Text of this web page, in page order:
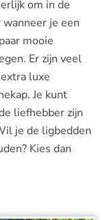
om in de
je een
mooie
Er zijn veel
luxe
Je kunt
liefhebber zijn
je de ligbedden
Kies dan